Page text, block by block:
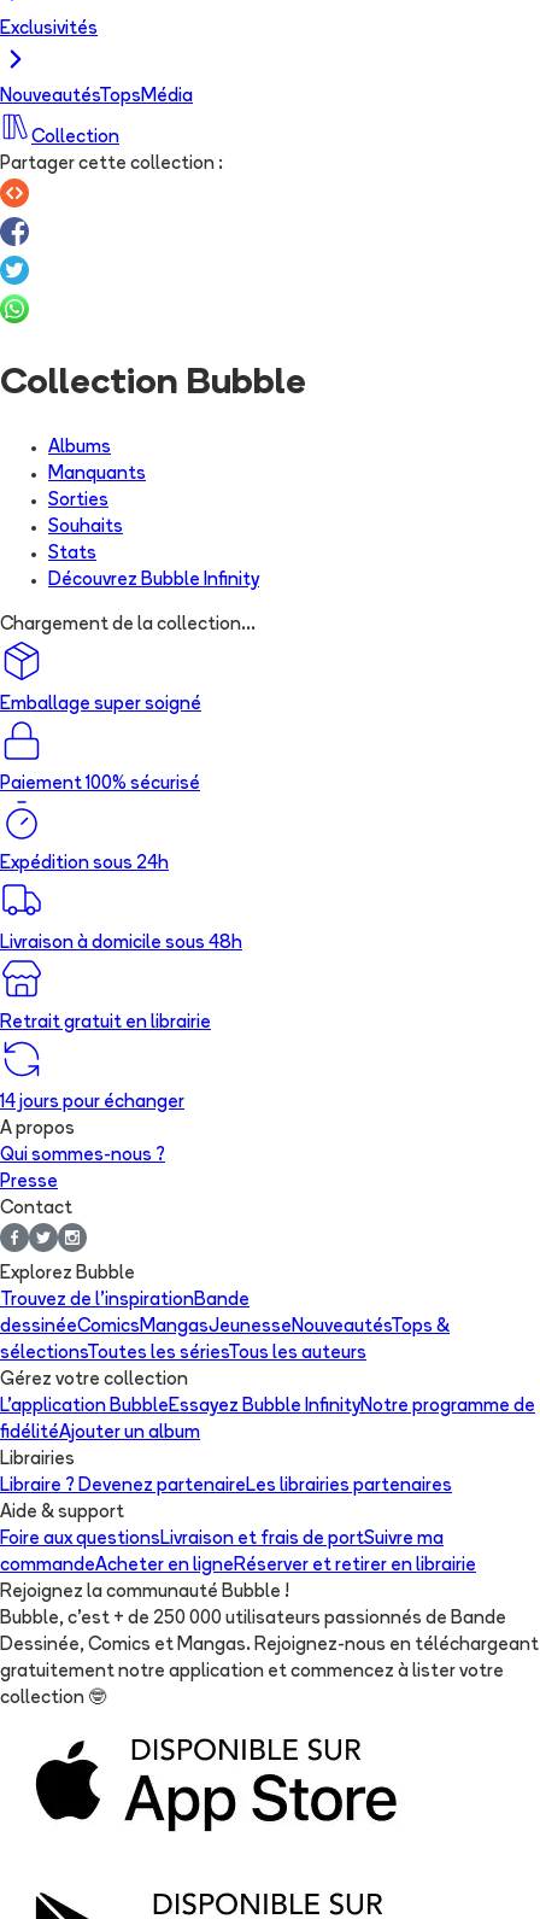
Exclusivités
NouveautésTops Média
Collection
Partager cette collection :
Collection Bubble
Albums
Manquants
Sorties
Souhaits
Stats
Découvrez Bubble Infinity
Chargement de la collection...
Emballage super soigné
Paiement 100% sécurisé
Expédition sous 24h
Livraison à domicile sous 48h
Retrait gratuit en librairie
14 jours pour échanger
A propos
Qui sommes-nous ?
Presse
Contact
Explorez Bubble
Trouvez de l'inspirationBande
dessinéeComicsMangasJeunesseNouveautésTops &
sélectionsToutes les sériesTous les auteurs
Gérez votre collection
L'application BubbleEssayez Bubble InfinityNotre programme de
fidélitéAjouter un album
Librairies
Libraire ? Devenez partenaireLes librairies partenaires
Aide & support
Foire aux questionsLivraison et frais de portSuivre ma
commandeAcheter en ligneRéserver et retirer en librairie
Rejoignez la communauté Bubble !
Bubble, c'est + de 250 000 utilisateurs passionnés de Bande
Dessinée, Comics et Mangas. Rejoignez-nous en téléchargeant
gratuitement notre application et commencez à lister votre
collection 🤓